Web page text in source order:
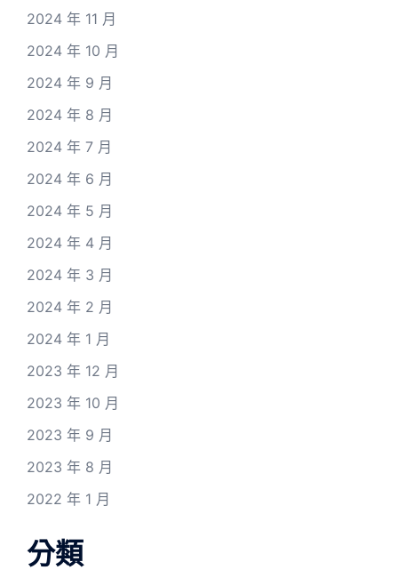
2024 年 11 月
2024 年 10 月
2024 年 9 月
2024 年 8 月
2024 年 7 月
2024 年 6 月
2024 年 5 月
2024 年 4 月
2024 年 3 月
2024 年 2 月
2024 年 1 月
2023 年 12 月
2023 年 10 月
2023 年 9 月
2023 年 8 月
2022 年 1 月
分類